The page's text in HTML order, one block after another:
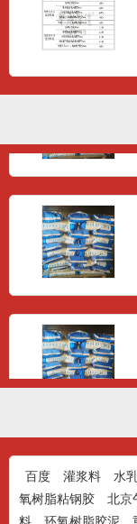
百度 灌浆料 水
氧树脂粘钢胶
北京